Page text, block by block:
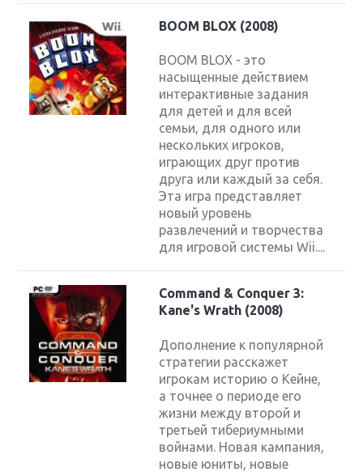
BOOM BLOX (2008)
BOOM BLOX - это
насыщенные действием
интерактивные задания
для детей и для всей
семьи, для одного или
нескольких игроков,
играющих друг против
друга или каждый за себя.
Эта игра представляет
новый уровень
развлечений и творчества
для игровой системы Wii....
Command & Conquer 3:
Kane's Wrath (2008)
Дополнение к популярной
стратегии расскажет
игрокам историю о Кейне,
а точнее о периоде его
жизни между второй и
третьей тибериумными
войнами. Новая кампания,
новые юниты, новые